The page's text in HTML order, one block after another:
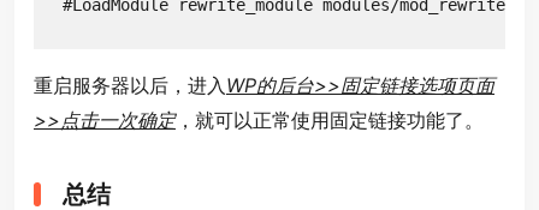
#LoadModule rewrite_module modules/mod_rewrite.so
重启服务器以后，进入WP的后台>>固定链接选项页面
>>点击一次确定，就可以正常使用固定链接功能了。
总结